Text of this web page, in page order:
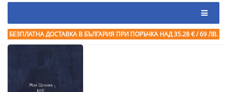
БЕЗПЛАТНА ДОСТАВКА В БЪЛГАРИЯ ПРИ ПОРЪЧКА НАД 35.28 € / 69 ЛВ.